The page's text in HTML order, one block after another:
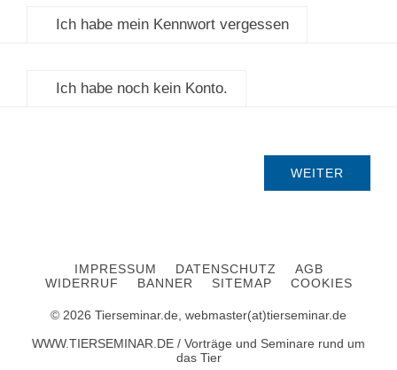
Ich habe mein Kennwort vergessen
Ich habe noch kein Konto.
IMPRESSUM DATENSCHUTZ
AGB
WIDERRUF
BANNER SITEMAP COOKIES
© 2026 Tierseminar.de, webmaster(at)tierseminar.de
WWW.TIERSEMINAR.DE / Vorträge und Seminare rund um
das Tier